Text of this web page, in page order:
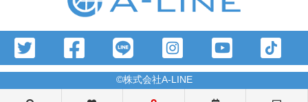
©株式会社A-LINE